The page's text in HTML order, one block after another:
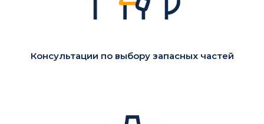
Консультации по выбору запасных частей